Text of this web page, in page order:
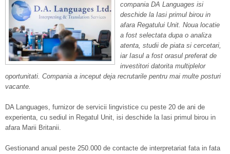
compania DA Languages isi
deschide la Iasi primul birou in
afara Regatului Unit. Noua locatie
a fost selectata dupa o analiza
atenta, studii de piata si cercetari,
iar Iasul a fost orasul preferat de
investitori datorita multiplelor
oportunitati. Compania a inceput deja recrutarile pentru mai multe posturi
vacante.
DA Languages, furnizor de servicii lingvistice cu peste 20 de ani de
experienta, cu sediul in Regatul Unit, isi deschide la Iasi primul birou in
afara Marii Britanii.
Gestionand anual peste 250.000 de contacte de interpretariat fata in fata